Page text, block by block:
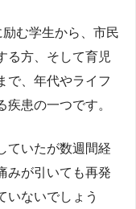
む学生から、市民
る方、そして育児
で、年代やライフ
患の一つです。
ていたが数週間経
みが引いても再発
いないでしょう